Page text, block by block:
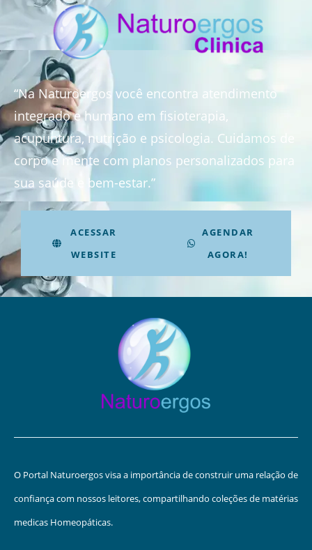
“Na Naturoergos você encontra atendimento
integrado e humano em fisioterapia,
acupuntura, nutrição e psicologia. Cuidamos de
corpo e mente com planos personalizados para
sua saúde e bem-estar.”
ACESSAR
WEBSITE
AGENDAR
AGORA!
O Portal Naturoergos visa a importância de construir uma relação de
confiança com nossos leitores, compartilhando coleções de matérias
medicas Homeopáticas.